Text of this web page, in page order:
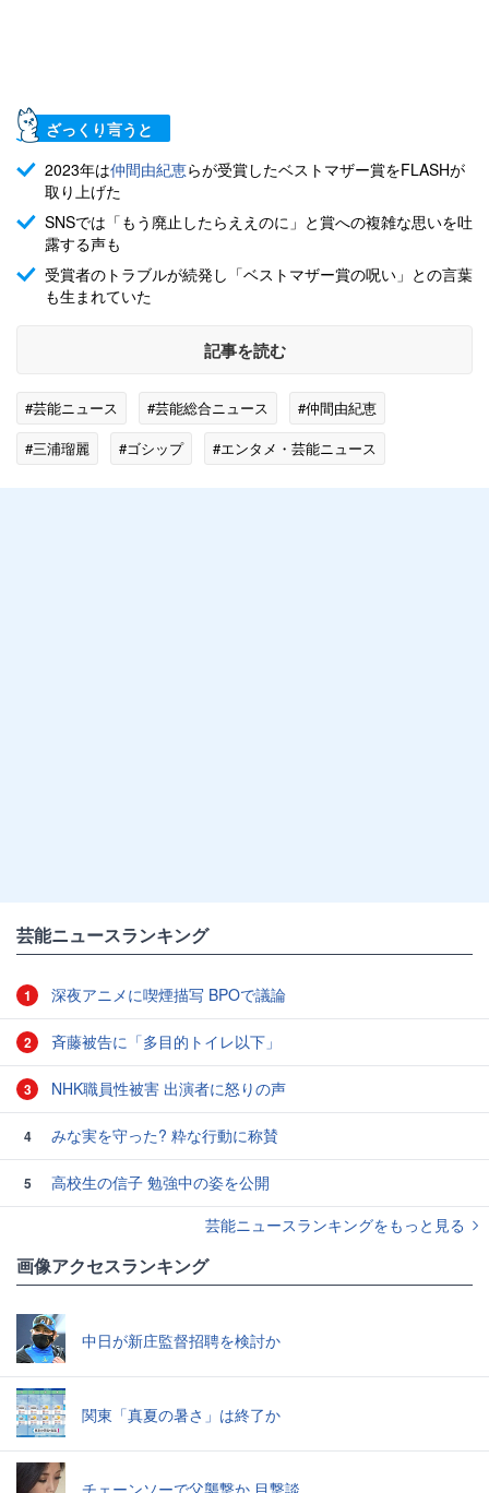
ざっくり言うと
2023年は仲間由紀恵らが受賞したベストマザー賞をFLASHが
取り上げた
SNSでは「もう廃止したらええのに」と賞への複雑な思いを吐
露する声も
受賞者のトラブルが続発し「ベストマザー賞の呪い」との言葉
も生まれていた
記事を読む
#芸能ニュース #芸能総合ニュース
#仲間由紀恵
#三浦瑠麗
#ゴシップ #エンタメ・芸能ニュース
芸能ニュースランキング
1 深夜アニメに喫煙描写 BPOで議論
2 斉藤被告に「多目的トイレ以下」
3 NHK職員性被害 出演者に怒りの声
4 みな実を守った? 粋な行動に称賛
5
高校生の信子 勉強中の姿を公開
芸能ニュースランキングをもっと見る
画像アクセスランキング
中日が新庄監督招聘を検討か
関東「真夏の暑さ」は終了か
チェーンソーで父襲撃か 目撃談